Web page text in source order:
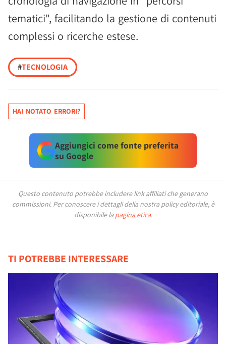
tematici", facilitando la gestione di contenuti
complessi o ricerche estese.
#TECNOLOGIA
HAI NOTATO ERRORI?
Aggiungici come fonte preferita
su Google
Questo contenuto potrebbe includere link affiliati che generano
commissioni. Per conoscere i dettagli della nostra policy editoriale, è
disponibile la pagina etica.
TI POTREBBE INTERESSARE